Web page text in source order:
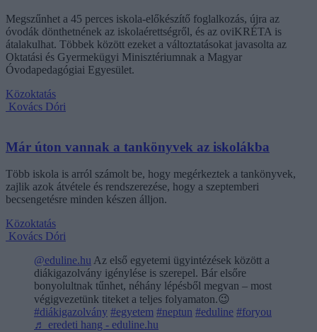
Megszűnhet a 45 perces iskola-előkészítő foglalkozás, újra az
óvodák dönthetnének az iskolaérettségről, és az oviKRÉTA is
átalakulhat. Többek között ezeket a változtatásokat javasolta az
Oktatási és Gyermekügyi Minisztériumnak a Magyar
Óvodapedagógiai Egyesület.
Közoktatás
Kovács Dóri
Már úton vannak a tankönyvek az iskolákba
Több iskola is arról számolt be, hogy megérkeztek a tankönyvek,
zajlik azok átvétele és rendszerezése, hogy a szeptemberi
becsengetésre minden készen álljon.
Közoktatás
Kovács Dóri
@eduline.hu Az első egyetemi ügyintézések között a
diákigazolvány igénylése is szerepel. Bár elsőre
bonyolultnak tűnhet, néhány lépésből megvan – most
végigvezetünk titeket a teljes folyamaton.😉
#diákigazolvány #egyetem #neptun #eduline #foryou
♬ eredeti hang - eduline.hu